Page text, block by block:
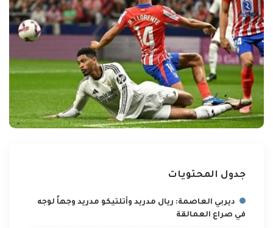
جدول المحتويات
ديربي العاصمة: ريال مدريد وأتلتيكو مدريد وجهاً لوجه
في صراع العمالقة